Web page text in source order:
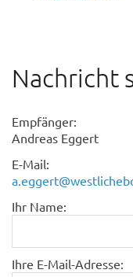
Nachricht
Empfänger:
Andreas Eggert
E-Mail:
Ihr Name:
Ihre E-Mail-Adresse: